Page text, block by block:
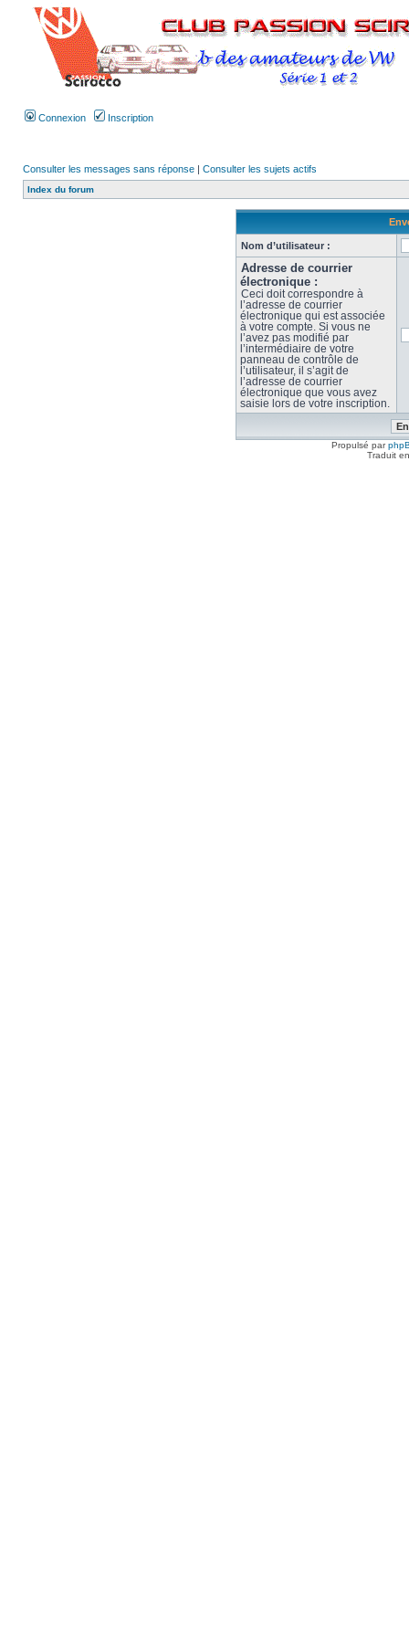
Connexion Inscription
Consulter les messages sans réponse | Consulter les sujets actifs
Index du forum
Nom d’utilisateur :
Adresse de courrier
électronique :
Ceci doit correspondre à
l’adresse de courrier
électronique qui est associée
à votre compte. Si vous ne
l’avez pas modifié par
l’intermédiaire de votre
panneau de contrôle de
l’utilisateur, il s’agit de
l’adresse de courrier
électronique que vous avez
saisie lors de votre inscription.
Propulsé par
Traduit